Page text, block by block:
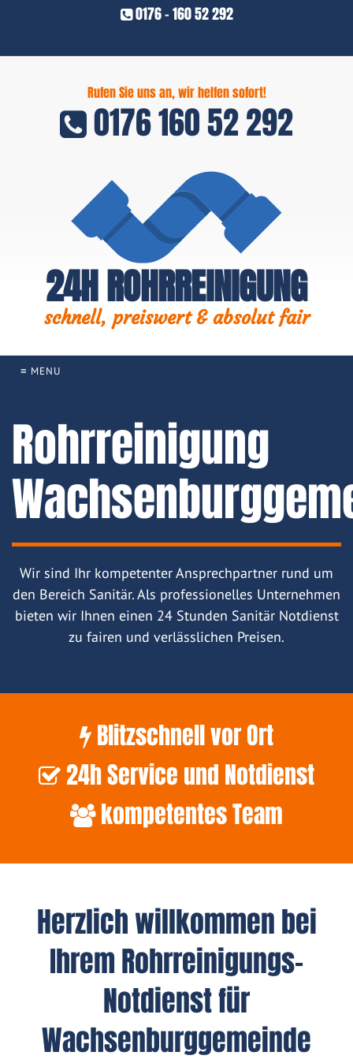
0176 - 160 52 292
Rufen Sie uns an, wir helfen sofort!
0176 160 52 292
24H ROHRREINIGUNG
schnell, preiswert & absolut fair
≡ MENU
Rohrreinigung
Wir sind Ihr kompetenter Ansprechpartner rund um
den Bereich Sanitär. Als professionelles Unternehmen
bieten wir Ihnen einen 24 Stunden Sanitär Notdienst
zu fairen und verlässlichen Preisen.
Blitzschnell vor Ort
24h Service und Notdienst
kompetentes Team
Herzlich willkommen bei
Ihrem Rohrreinigungs-
Notdienst für
Wachsenburggemeinde